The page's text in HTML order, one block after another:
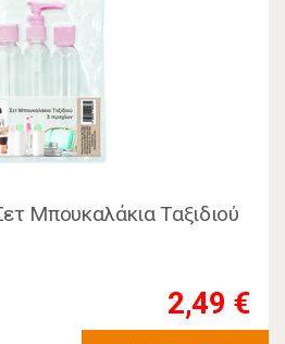
Μπουκαλάκια Ταξιδιού
2,49 €